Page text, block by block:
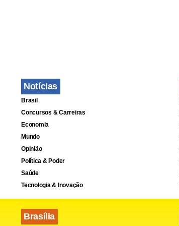
Notícias
Brasil
Concursos & Carreiras
Economia
Mundo
Opinião
Política & Poder
Saúde
Tecnologia & Inovação
Brasília